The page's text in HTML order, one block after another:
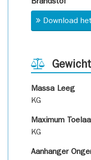
Brandstof
Download
Massa Leeg
KG
Maximum
KG
Aanhanger